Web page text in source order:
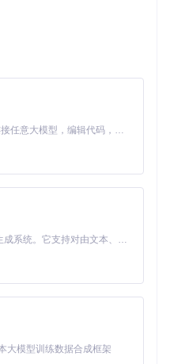
Store等核心组件）
以下命令验证结果：
略
Claude Code 的开源替代方案。连接任意大模型，编辑代码，运行命令，自动验证 — 全自动执行。用 Rust 构建，极致性能。 ｜ An open-source alternative to Claude Code. Connect any LLM, edit code, run commands, and verify changes — autonomously. Built in Rust for speed. Get Started
MiniMax H3 是一个通用的全模态生成系统。它支持对由文本、图像、视频和音频组成的多模态上下文进行统一理解，并能生成分辨率高达 2K、时长可达 15 秒的带原生立体声音频的视频。得益于面向任务泛化的系统设计，H3 在预训练阶段就已具备广泛的多模态上下文理解与生成能力，能够出色地执行复杂的多模态指令。
大模型训练数据合成框架